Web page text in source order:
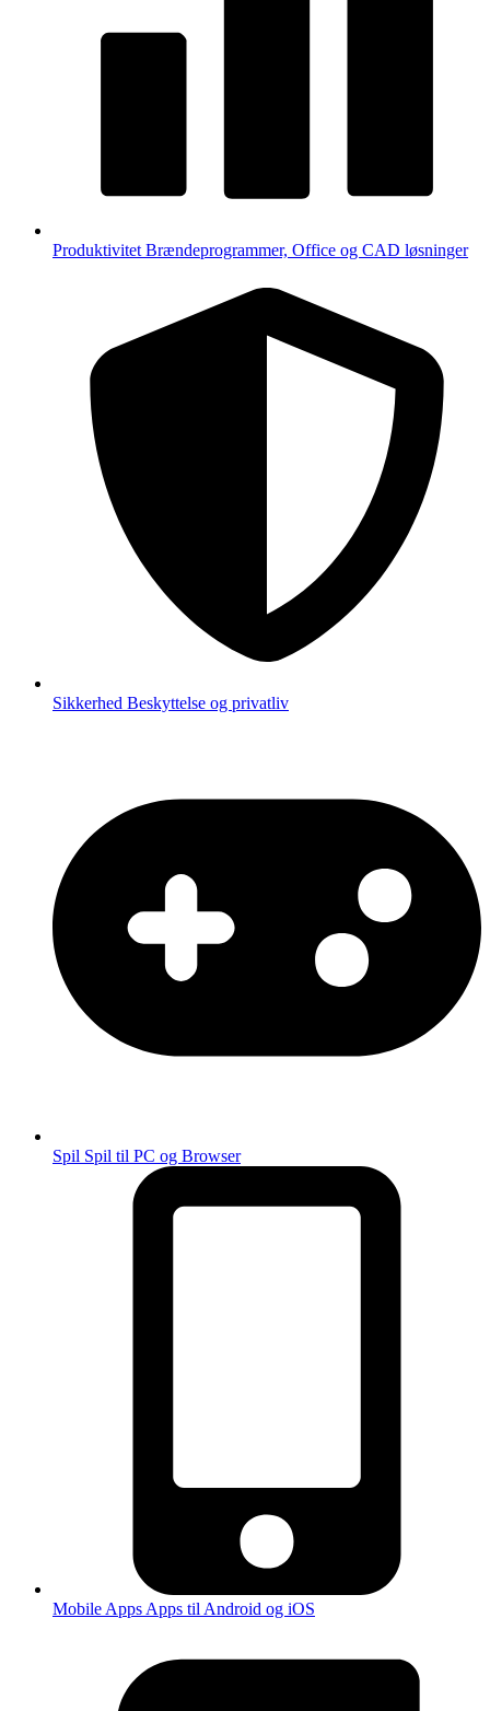
Produktivitet Brændeprogrammer, Office og CAD løsninger
Sikkerhed Beskyttelse og privatliv
Spil Spil til PC og Browser
Mobile Apps Apps til Android og iOS